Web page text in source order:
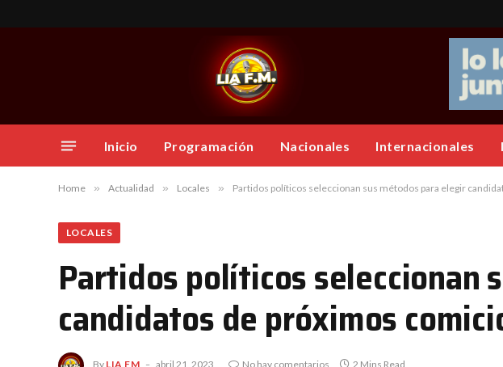
Inicio Programación Nacionales Internacionales
Home » Actualidad » Locales » Partidos políticos seleccionan sus métodos para elegir
LOCALES
Partidos políticos seleccionan
candidatos de próximos
By LIA FM abril 21, 2023 No hay comentarios 2 Mins Read